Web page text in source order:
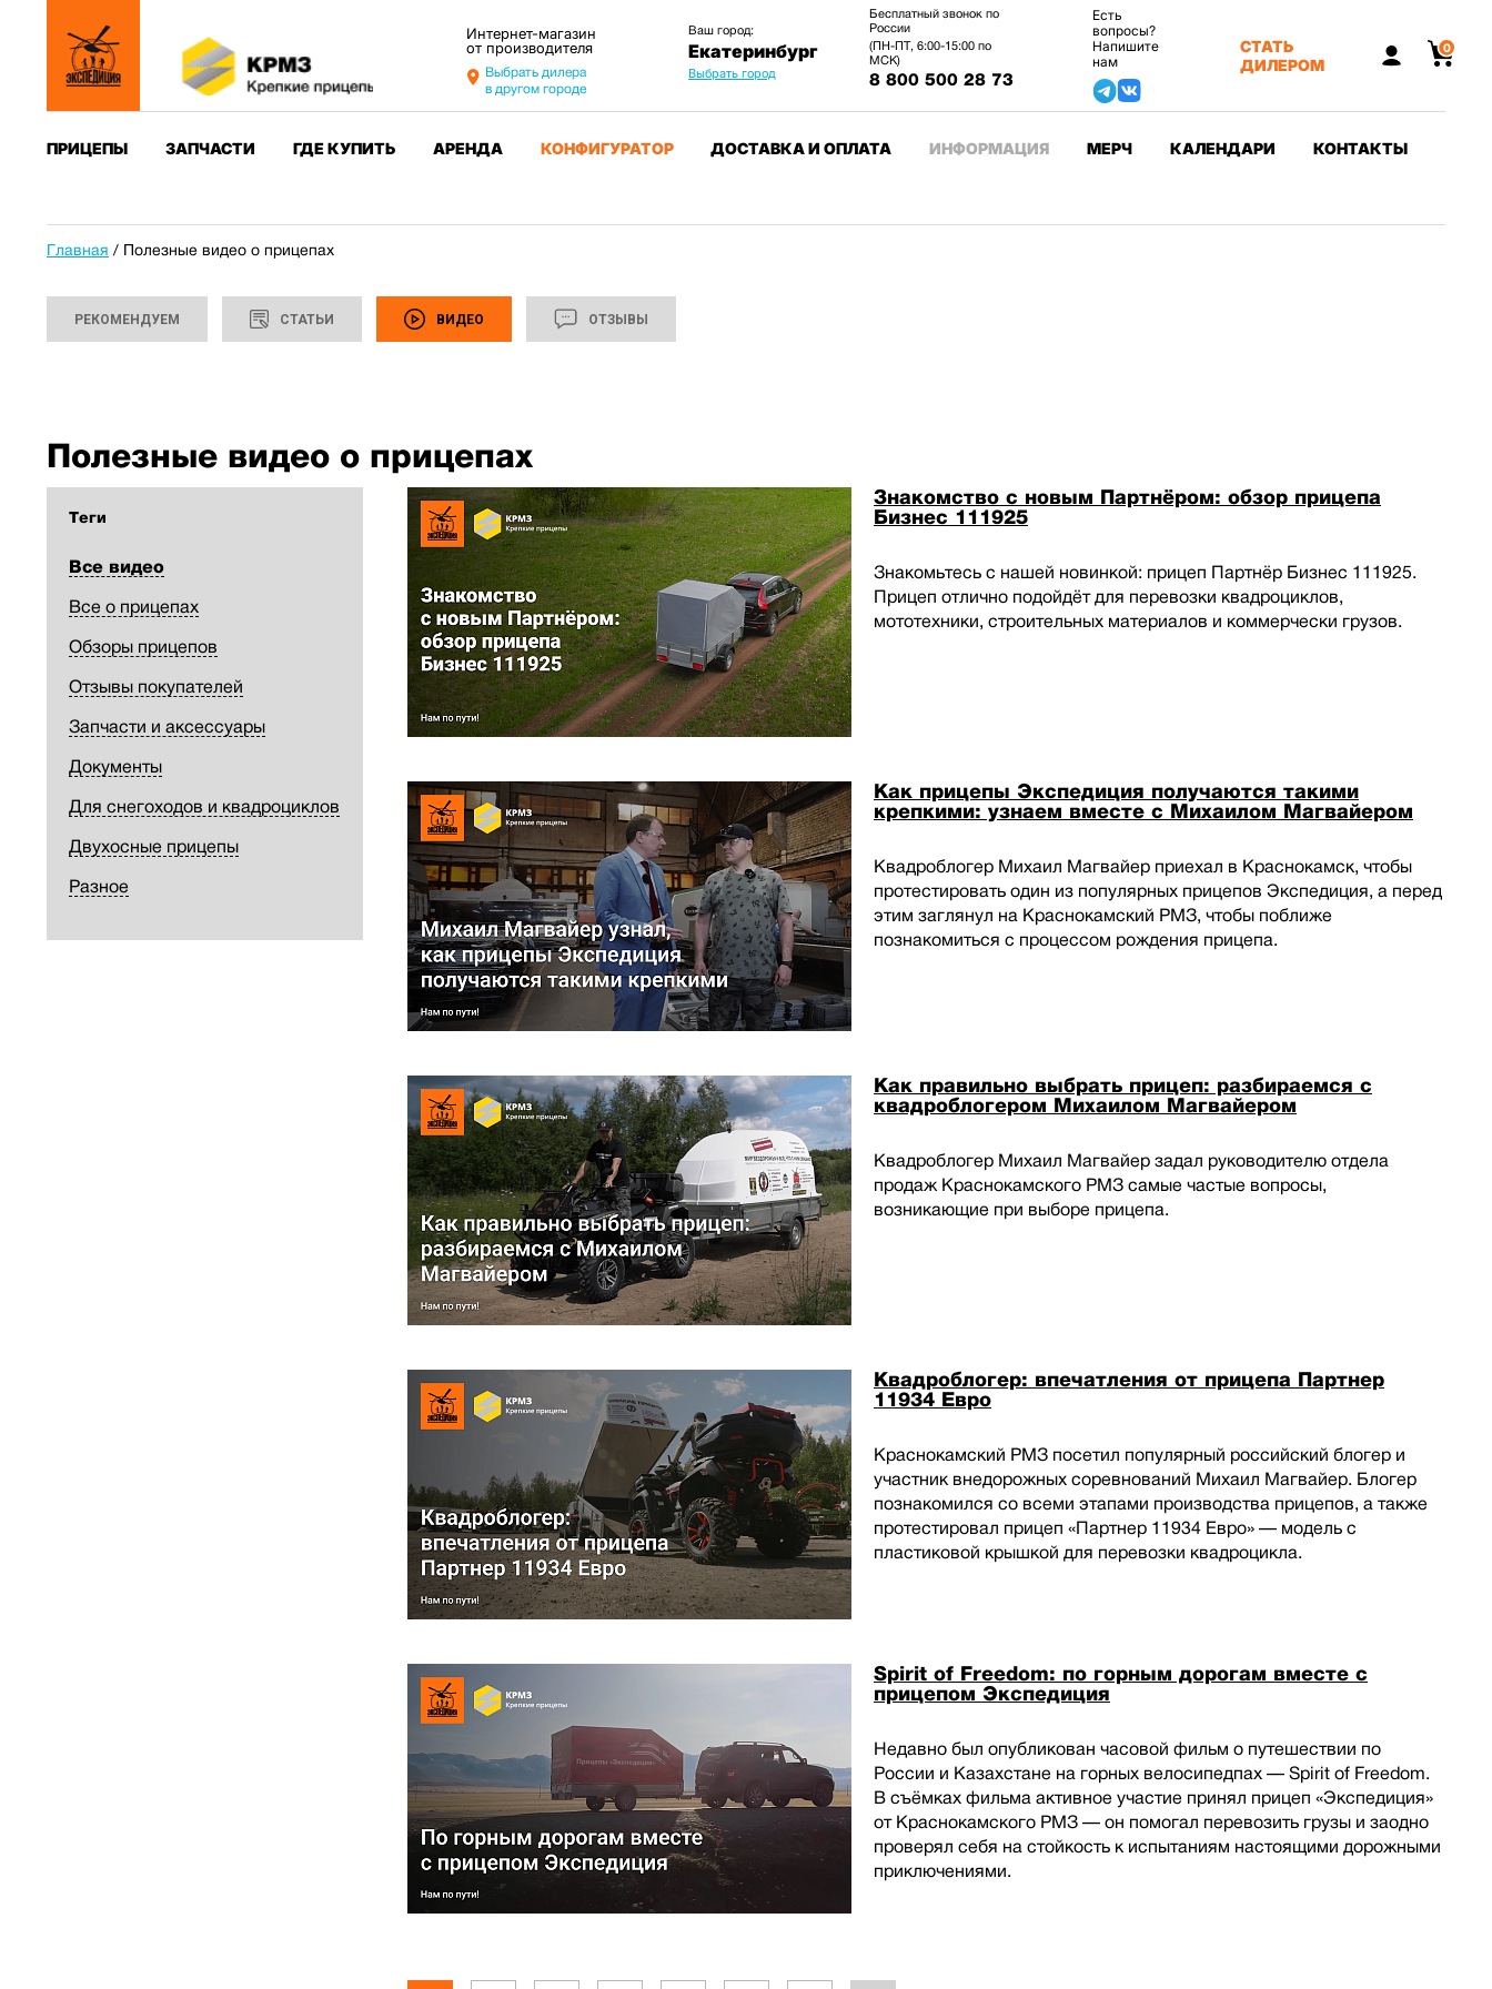
Интернет-магазин
от производителя
Выбрать дилера
в другом городе
Ваш город:
Екатеринбург
Выбрать город
Бесплатный звонок по
России
(ПН-ПТ, 6:00-15:00 по
МСК)
8 800 500 28 73
Есть
вопросы?
Напишите
нам
СТАТЬ
ДИЛЕРОМ
0
ПРИЦЕПЫ ЗАПЧАСТИ ГДЕ КУПИТЬ АРЕНДА КОНФИГУРАТОР ДОСТАВКА И ОПЛАТА ИНФОРМАЦИЯ МЕРЧ КАЛЕНДАРИ КОНТАКТЫ
Главная / Полезные видео о прицепах
РЕКОМЕНДУЕМ СТАТЬИ ВИДЕО ОТЗЫВЫ
Полезные видео о прицепах
Теги
Все видео
Все о прицепах
Обзоры прицепов
Отзывы покупателей
Запчасти и аксессуары
Документы
Для снегоходов и квадроциклов
Двухосные прицепы
Разное
Знакомство с новым Партнёром: обзор прицепа
Бизнес 111925
Знакомьтесь с нашей новинкой: прицеп Партнёр Бизнес 111925.
Прицеп отлично подойдёт для перевозки квадроциклов,
мототехники, строительных материалов и коммерчески грузов.
Как прицепы Экспедиция получаются такими
крепкими: узнаем вместе с Михаилом Магвайером
Квадроблогер Михаил Магвайер приехал в Краснокамск, чтобы
протестировать один из популярных прицепов Экспедиция, а перед
этим заглянул на Краснокамский РМЗ, чтобы поближе
познакомиться с процессом рождения прицепа.
Как правильно выбрать прицеп: разбираемся с
квадроблогером Михаилом Магвайером
Квадроблогер Михаил Магвайер задал руководителю отдела
продаж Краснокамского РМЗ самые частые вопросы,
возникающие при выборе прицепа.
Квадроблогер: впечатления от прицепа Партнер
11934 Евро
Краснокамский РМЗ посетил популярный российский блогер и
участник внедорожных соревнований Михаил Магвайер. Блогер
познакомился со всеми этапами производства прицепов, а также
протестировал прицеп «Партнер 11934 Евро» — модель с
пластиковой крышкой для перевозки квадроцикла.
Spirit of Freedom: по горным дорогам вместе с
прицепом Экспедиция
Недавно был опубликован часовой фильм о путешествии по
России и Казахстане на горных велосипедпах — Spirit of Freedom.
В съёмках фильма активное участие принял прицеп «Экспедиция»
от Краснокамского РМЗ — он помогал перевозить грузы и заодно
проверял себя на стойкость к испытаниям настоящими дорожными
приключениями.